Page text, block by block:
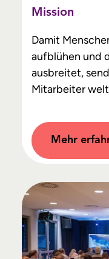
Mission
Damit
aufblühen und
ausbreitet,
Mitarbeiter
Mehr